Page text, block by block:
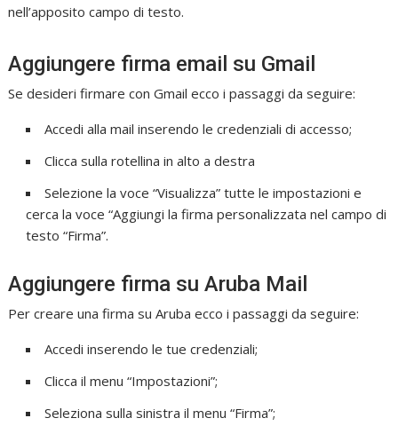
nell’apposito campo di testo.
Aggiungere firma email su Gmail
Se desideri firmare con Gmail ecco i passaggi da seguire:
Accedi alla mail inserendo le credenziali di accesso;
Clicca sulla rotellina in alto a destra
Selezione la voce “Visualizza” tutte le impostazioni e
cerca la voce “Aggiungi la firma personalizzata nel campo di
testo “Firma”.
Aggiungere firma su Aruba Mail
Per creare una firma su Aruba ecco i passaggi da seguire:
Accedi inserendo le tue credenziali;
Clicca il menu “Impostazioni”;
Seleziona sulla sinistra il menu “Firma”;